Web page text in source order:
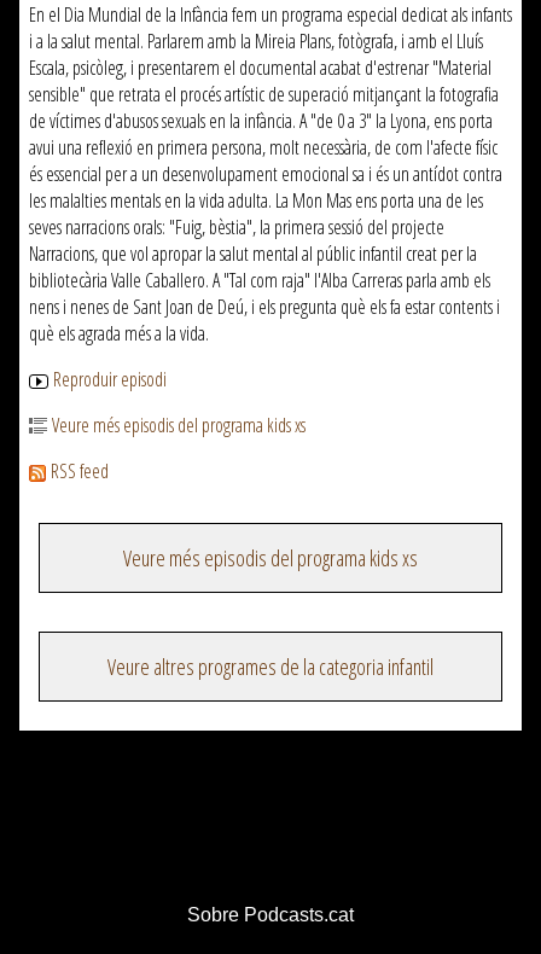
En el Dia Mundial de la Infància fem un programa especial dedicat als infants
i a la salut mental. Parlarem amb la Mireia Plans, fotògrafa, i amb el Lluís
Escala, psicòleg, i presentarem el documental acabat d'estrenar "Material
sensible" que retrata el procés artístic de superació mitjançant la fotografia
de víctimes d'abusos sexuals en la infància. A "de 0 a 3" la Lyona, ens porta
avui una reflexió en primera persona, molt necessària, de com l'afecte físic
és essencial per a un desenvolupament emocional sa i és un antídot contra
les malalties mentals en la vida adulta. La Mon Mas ens porta una de les
seves narracions orals: "Fuig, bèstia", la primera sessió del projecte
Narracions, que vol apropar la salut mental al públic infantil creat per la
bibliotecària Valle Caballero. A "Tal com raja" l'Alba Carreras parla amb els
nens i nenes de Sant Joan de Deú, i els pregunta què els fa estar contents i
què els agrada més a la vida.
Reproduir episodi
Veure més episodis del programa kids xs
RSS feed
Veure més episodis del programa kids xs
Veure altres programes de la categoria infantil
Sobre Podcasts.cat